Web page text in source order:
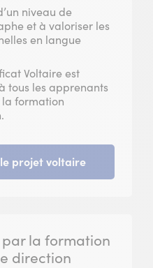
niveau de
et à valoriser les
en langue
Voltaire est
tous les apprenants
la formation
projet voltaire
la formation
direction